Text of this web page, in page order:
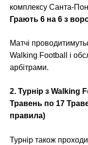
комплексу Санта-
Грають 6 на 6 з
Матчі
Walking Football і
арбітрами.
2. Турнір з Walking
Травень по 17
правила)
Турнір також